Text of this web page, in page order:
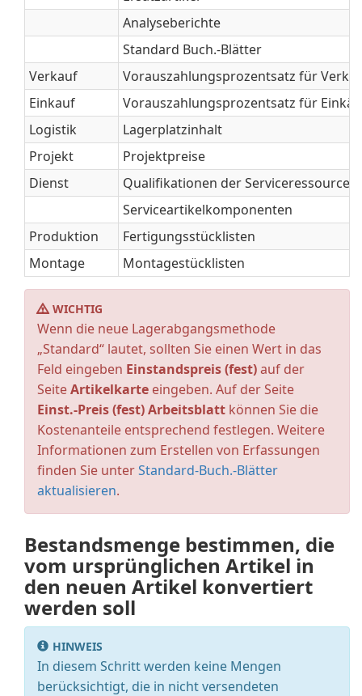
Analyseberichte
Standard Buch.-Blätter
Verkauf
Vorauszahlungsprozentsatz für
Einkauf
Vorauszahlungsprozentsatz für
Logistik
Lagerplatzinhalt
Projekt
Projektpreise
Dienst
Qualifikationen der Serviceressourcen
Serviceartikelkomponenten
Produktion
Fertigungsstücklisten
Montage
Montagestücklisten
WICHTIG
Wenn die neue Lagerabgangsmethode
„Standard“ lautet, sollten Sie einen Wert in das
Feld eingeben Einstandspreis (fest)auf der
SeiteArtikelkarte eingeben. Auf der Seite
Einst.-Preis (fest) Arbeitsblatt können Sie die
Kostenanteile entsprechend festlegen. Weitere
Informationen zum Erstellen von Erfassungen
finden Sie unterStandard-Buch.-Blätter
aktualisieren.
Bestandsmenge bestimmen, die
vom ursprünglichen Artikel in
den neuen Artikel konvertiert
werden soll
HINWEIS
In diesem Schritt werden keine Mengen
berücksichtigt, die in nicht versendeten